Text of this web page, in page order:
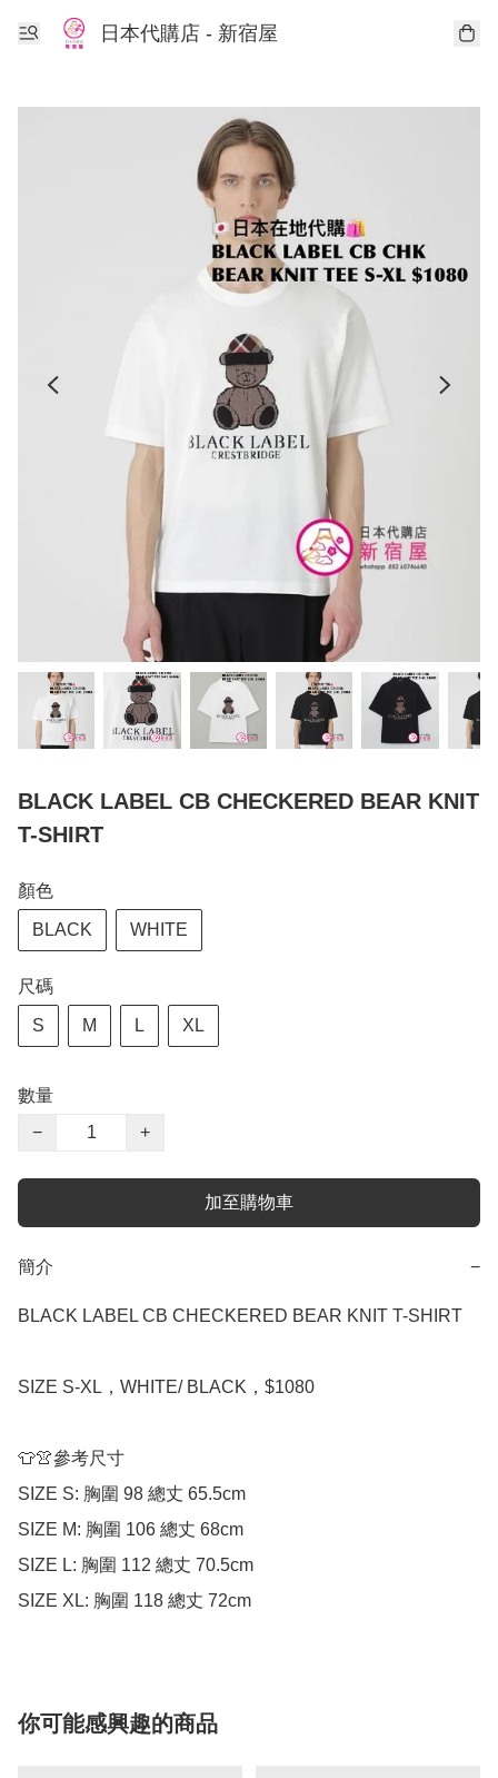
日本代購店 - 新宿屋
BLACK LABEL CB CHECKERED BEAR KNIT
T-SHIRT
顏色
BLACK WHITE
尺碼
S M L XL
數量
−
+
加至購物車
簡介 −
BLACK LABEL CB CHECKERED BEAR KNIT T-SHIRT
SIZE S-XL，WHITE/ BLACK，$1080
👕👚參考尺寸
SIZE S: 胸圍 98 總丈 65.5cm
SIZE M: 胸圍 106 總丈 68cm
SIZE L: 胸圍 112 總丈 70.5cm
SIZE XL: 胸圍 118 總丈 72cm
你可能感興趣的商品